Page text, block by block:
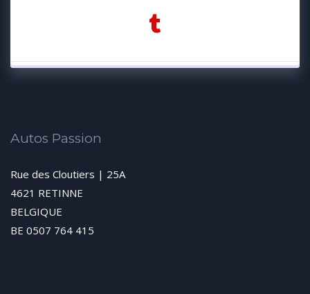
Autos Passion
Rue des Cloutiers | 25A
4621 RETINNE
BELGIQUE
BE 0507 764 415